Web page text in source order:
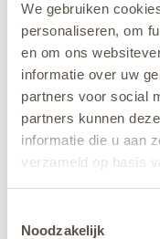
We gebruiken
personaliseren, om
en om ons
informatie over uw
partners voor social
partners kunnen
informatie die u aan
verzameld op basis
jehier.
Noodzakelijk